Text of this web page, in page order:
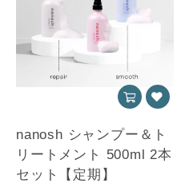
nanosh シャンプー＆ト
リートメント 500ml 2本
セット【定期】